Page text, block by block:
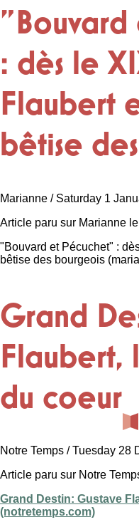
: dès le
Flaubert
bêtise
Marianne / Saturday 1
Article paru sur Marianne
"Bouvard et Pécuchet" :
bêtise des bourgeois
Grand
Flaubert,
du coeur
Notre Temps / Tuesday 28
Article paru sur Notre
Grand Destin: Gustave
(notretemps.com)